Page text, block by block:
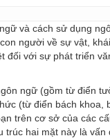
và cách sử dụng
người về sự vật,
đối với sự phát triển
ngữ (gồm từ điển
(từ điển bách khoa,
trên cơ sở của các
hai mặt này là